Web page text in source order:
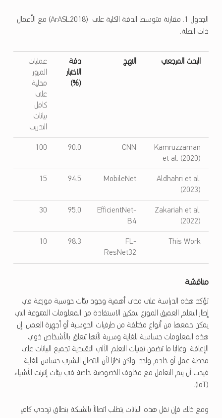
الجدول 1. مقارنة متوسط ​​الدقة الكلية على (ArASL2018) مع الأعمال
ذات الصلة.
البحث المرجعي النهج
دقة
الاختبار
(%)
عمليات
المرور
محلية
على
كامل
بيانات
التدريب
Kamruzzaman
et al. (2020)
CNN
90.0
100
Aldhahri et al.
(2023)
MobileNet
94.5
15
Zakariah et al.
(2022)
EfficientNet-
B4
95.0
30
This Work
FL-
ResNet32
98.3
10
مناقشة
تؤكد هذه الدراسة على مدى أهمية وجود بيئات حوسبة موزعة في
إطار التعلم العميق الموزع لتمكين الاستفادة من المعلومات المتنوعة التي
يمكن جمعها من أنواع مختلفة من طرفيات الحوسبة أو أجهزة العميل. إن
هذه المعلومات حساسة للغاية وسرية لأنها تتعلق بالأشخاص ذوي
الإعاقة. وغالبًا ما تتضمن تقنيات التعلم الآلي التقليدية تجميع البيانات على
محطة عمل أو خادم واحد. ولكن نظرًا لأن الاتصال البشري حساس للغاية
فيجب أن يتم التعامل مع مخاوف الخصوصية خاصة في بيئات إنترنت الأشياء
(IoT).
ومع ذلك فإن نقل هذه البيانات يتطلب اتصالاً بالشبكة بنطاق ترددي كافٍ